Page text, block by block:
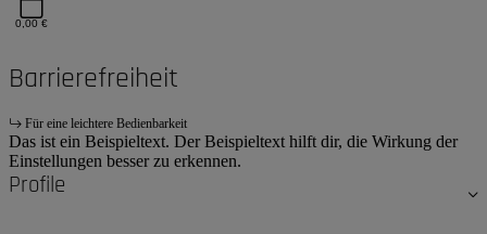
0,00 €
Barrierefreiheit
Für eine leichtere Bedienbarkeit
Das ist ein Beispieltext. Der Beispieltext hilft dir, die Wirkung der
Einstellungen besser zu erkennen.
Profile